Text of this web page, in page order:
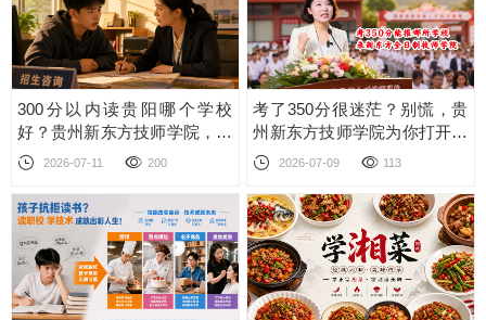
300分以内读贵阳哪个学校
好？贵州新东方技师学院，用
技能改写人生！
2026-07-11 200
考了350分很迷茫？别慌，贵
州新东方技师学院为你打开另
一扇门2026-07-09 113